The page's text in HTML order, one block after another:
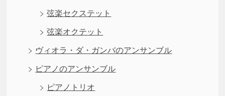
弦楽セクステット
弦楽オクテット
ヴィオラ・ダ・ガンバのアンサンブル
ピアノのアンサンブル
ピアノトリオ